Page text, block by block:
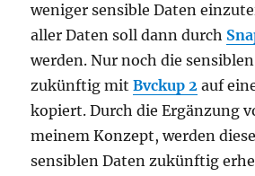
weniger sensible Daten
aller Daten soll dann durch
werden. Nur noch die
zukünftig mitBvckup 2 auf
kopiert. Durch die Ergänzung
meinem Konzept, werden
sensiblen Daten zukünftig